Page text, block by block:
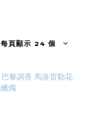
每頁顯示 24 個